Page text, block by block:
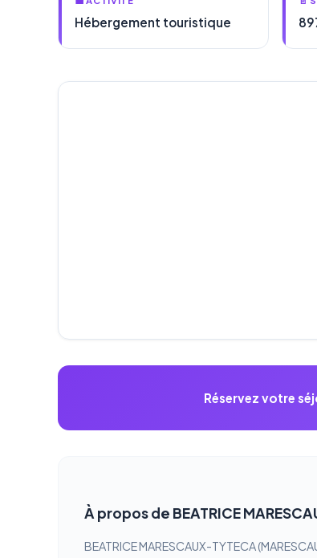
Hébergement touristique
Réservez votre
À propos de BEATRICE
BEATRICE MARESCAUX-TYTECA